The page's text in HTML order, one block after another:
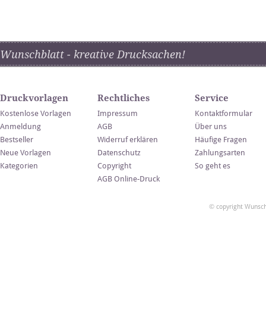
Wunschblatt - kreative Drucksachen!
Druckvorlagen
Kostenlose Vorlagen
Anmeldung
Bestseller
Neue Vorlagen
Kategorien
Rechtliches
Impressum
AGB
Widerruf erklären
Datenschutz
Copyright
AGB Online-Druck
Service
Kontaktformular
Über uns
Häufige Fragen
Zahlungsarten
So geht es
© copyright